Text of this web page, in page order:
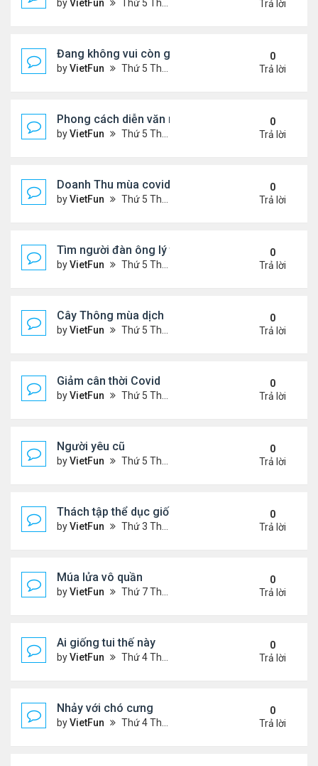
by VietFun Thứ 5 Tháng 12 03, 2020 3:56 pm Trả lời
Đang không vui còn gặp bọn choi choi
byVietFun Thứ 5 Tháng 12 03, 2020 3:50 pm
0
Trả lời
Phong cách diễn văn nghệ mới
byVietFun Thứ 5 Tháng 12 03, 2020 3:47 pm
0
Trả lời
Doanh Thu mùa covid 2021
byVietFun Thứ 5 Tháng 12 03, 2020 2:53 pm
0
Trả lời
Tìm người đàn ông lý tưởng
byVietFun Thứ 5 Tháng 12 03, 2020 11:11 am
0
Trả lời
Cây Thông mùa dịch
byVietFun Thứ 5 Tháng 12 03, 2020 11:07 am
0
Trả lời
Giảm cân thời Covid
byVietFun Thứ 5 Tháng 12 03, 2020 11:05 am
0
Trả lời
Người yêu cũ
byVietFun Thứ 5 Tháng 12 03, 2020 11:05 am
0
Trả lời
Thách tập thể dục giống tui
byVietFun Thứ 3 Tháng 12 01, 2020 2:31 pm
0
Trả lời
Múa lửa vô quần
byVietFun Thứ 7 Tháng 11 28, 2020 10:07 am
0
Trả lời
Ai giống tui thế này
byVietFun Thứ 4 Tháng 11 25, 2020 4:26 pm
0
Trả lời
Nhảy với chó cưng
byVietFun Thứ 4 Tháng 11 25, 2020 4:15 pm
0
Trả lời